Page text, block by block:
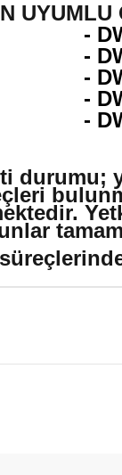
-
-
-
-
-
durumu;